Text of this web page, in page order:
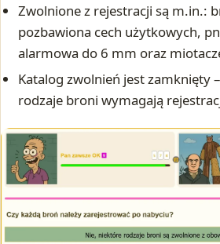
Zwolnione z rejestracji są m.in.:
pozbawiona cech użytkowych,
alarmowa do 6 mm oraz
Katalog zwolnień jest zamknięty
rodzaje broni wymagają